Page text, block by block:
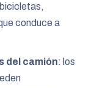
conduce a
del camión: los